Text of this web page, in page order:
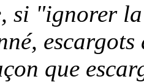
si "ignorer
escargots
que